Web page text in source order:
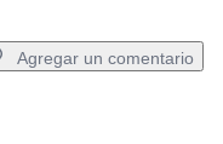
Agregar un comentario